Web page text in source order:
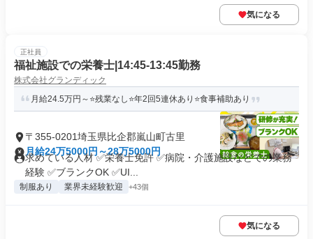
気になる
正社員
福祉施設での栄養士|14:45‐13:45勤務
株式会社グランディック
月給24.5万円～⭐残業なし⭐年2回5連休あり⭐食事補助あり
〒355-0201埼玉県比企郡嵐山町古里
月給24万5000円～28万5000円
求めている人材 ✅栄養士免許 ✅病院・介護施設などでの業務
経験 ✅ブランクOK ✅UI...
制服あり 業界未経験歓迎 +43個
気になる